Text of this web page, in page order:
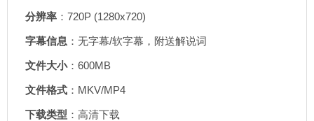
分辨率 ：720P (1280x720)
字幕信息 ：无字幕/软字幕，附送解说词
文件大小：600MB
文件格式 ：MKV/MP4
下载类型 ：高清下载